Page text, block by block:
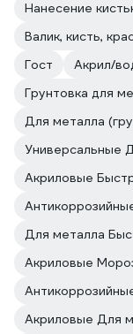
Валик, кисть,
Гост
Акрил/
Грунтовка для
Для металла
Универсальные
Акриловые
Для металла
Акриловые
Акриловые Для